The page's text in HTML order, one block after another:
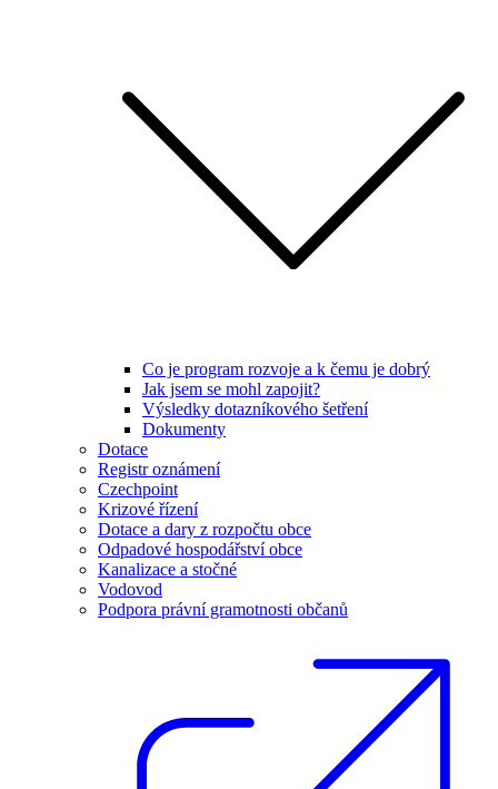
Co je program rozvoje a k čemu je dobrý
Jak jsem se mohl zapojit?
Výsledky dotazníkového šetření
Dokumenty
Dotace
Registr oznámení
Czechpoint
Krizové řízení
Dotace a dary z rozpočtu obce
Odpadové hospodářství obce
Kanalizace a stočné
Vodovod
Podpora právní gramotnosti občanů